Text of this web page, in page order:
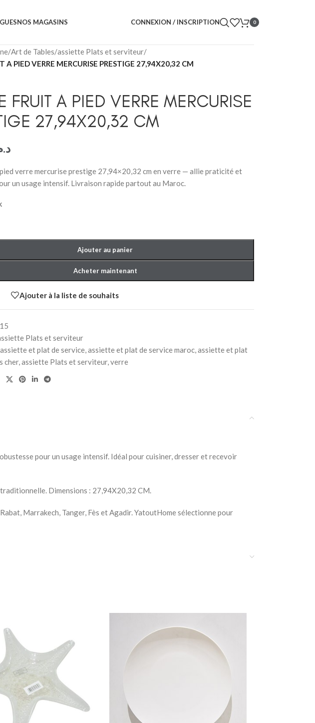
Lits bébé
Matelas bébé
NOS MAGASINS CONNEXION / INSCRIPTION 0
/Art de Tables/assiette Plats et serviteur/
A PIED VERRE MERCURISE PRESTIGE 27,94X20,32 CM
FRUIT A PIED VERRE MERCURISE
27,94X20,32 CM
verre mercurise prestige 27,94×20,32 cm en verre — allie praticité et
un usage intensif. Livraison rapide partout au Maroc.
Ajouter au panier
Acheter maintenant
Ajouter à la liste de souhaits
Plats et serviteur
assiette et plat de service,assiette et plat de service maroc,assiette et plat
cher,assiette Plats et serviteur,verre
pour un usage intensif. Idéal pour cuisiner, dresser et recevoir
Dimensions : 27,94X20,32 CM.
Marrakech, Tanger, Fès et Agadir. YatoutHome sélectionne pour